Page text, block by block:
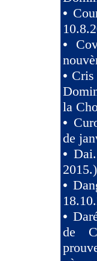
•
•
•
la
•
de
•
2015.)
•
•
de